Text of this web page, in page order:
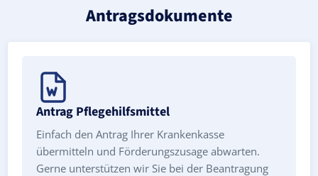
Antragsdokumente
Antrag Pflegehilfsmittel
Einfach den Antrag Ihrer Krankenkasse
übermitteln und Förderungszusage abwarten.
Gerne unterstützen wir Sie bei der Beantragung